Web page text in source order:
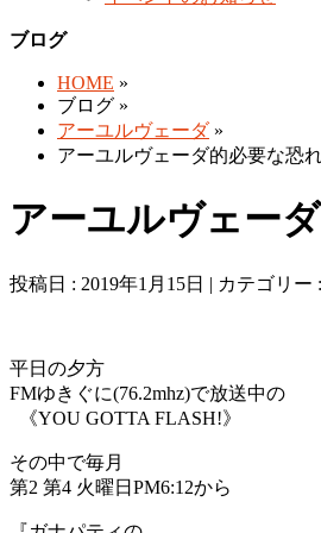
ブログ
HOME »
ブログ »
アーユルヴェーダ»
アーユルヴェーダ的必要な恐
アーユルヴェー
投稿日 : 2019年1月15日 | カテゴリー :
平日の夕方
FMゆきぐに(76.2mhz)で放送中の
《YOU GOTTA FLASH!》
その中で毎月
第2 第4 火曜日PM6:12から